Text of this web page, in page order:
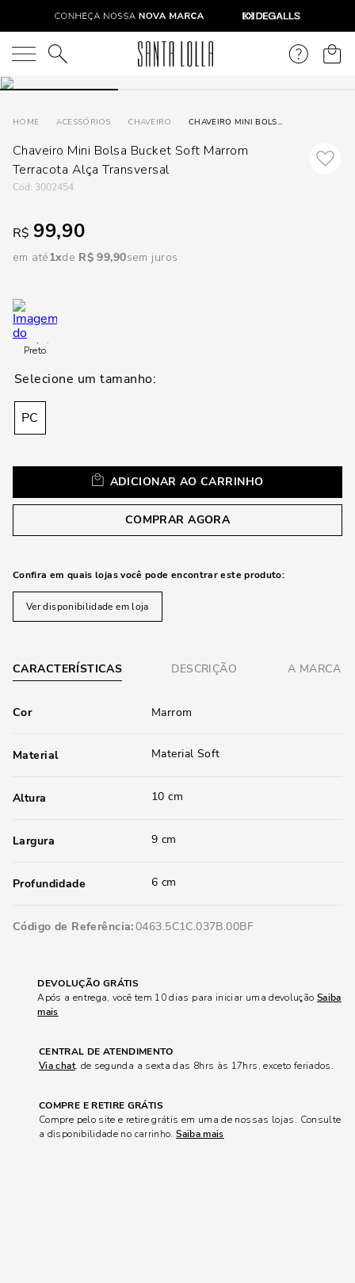
O que você está procurando?
ACESSÓRIOS CHAVEIRO CHAVEIRO MINI BOLSA BUCKET SOFT MARROM TERRACOTA ALÇA TRANSVERSAL
Chaveiro Mini Bolsa Bucket Soft Marrom
Terracota Alça Transversal
: 3002454
R$ 99,90
em até1 R$ 99,90sem juros
Preto
PC
ADICIONAR AO CARRINHO
COMPRAR AGORA
Confira em quais lojas você pode encontrar este produto:
Ver disponibilidade em loja
CARACTERÍSTICAS DESCRIÇÃO A MARCA
Cor Marrom
Material Material Soft
Altura 10 cm
Largura 9 cm
Profundidade 6 cm
Código de Referência 0463.5C1C.037B.00BF
DEVOLUÇÃO GRÁTIS
Após a entrega, você tem 10 dias para iniciar uma devolução Saiba
mais
CENTRAL DE ATENDIMENTO
Via chat, de segunda a sexta das 8hrs às 17hrs, exceto feriados.
COMPRE E RETIRE GRÁTIS
Compre pelo site e retire grátis em uma de nossas lojas. Consulte
a disponibilidade no carrinho.Saiba mais